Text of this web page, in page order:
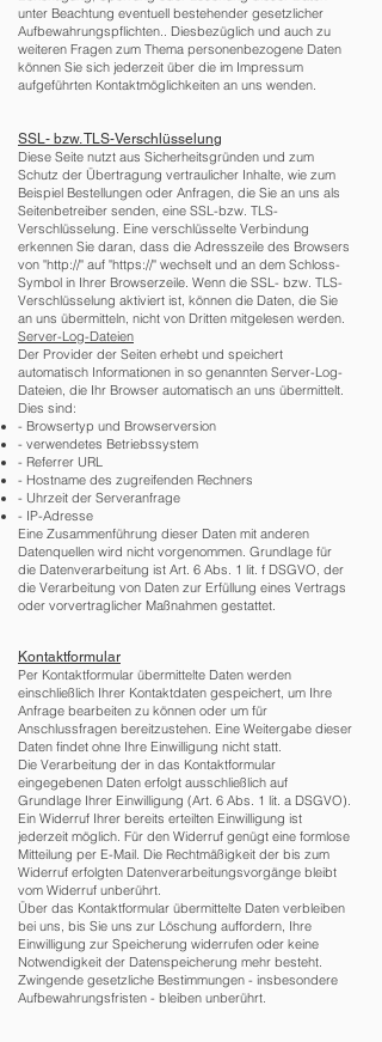
unter Beachtung eventuell bestehender gesetzlicher
Aufbewahrungspflichten.. Diesbezüglich und auch zu
weiteren Fragen zum Thema personenbezogene Daten
können Sie sich jederzeit über die im Impressum
aufgeführten Kontaktmöglichkeiten an uns wenden.
SSL- bzw. TLS-Verschlüsselung
Diese Seite nutzt aus Sicherheitsgründen und zum
Schutz der Übertragung vertraulicher Inhalte, wie zum
Beispiel Bestellungen oder Anfragen, die Sie an uns als
Seitenbetreiber senden, eine SSL-bzw. TLS-
Verschlüsselung. Eine verschlüsselte Verbindung
erkennen Sie daran, dass die Adresszeile des Browsers
von "http://" auf "https://" wechselt und an dem Schloss-
Symbol in Ihrer Browserzeile. Wenn die SSL- bzw. TLS-
Verschlüsselung aktiviert ist, können die Daten, die Sie
an uns übermitteln, nicht von Dritten mitgelesen werden.
Server-Log-Dateien
Der Provider der Seiten erhebt und speichert
automatisch Informationen in so genannten Server-Log-
Dateien, die Ihr Browser automatisch an uns übermittelt.
Dies sind:
- Browsertyp und Browserversion
- verwendetes Betriebssystem
- Referrer URL
- Hostname des zugreifenden Rechners
- Uhrzeit der Serveranfrage
- IP-Adresse
Eine Zusammenführung dieser Daten mit anderen
Datenquellen wird nicht vorgenommen. Grundlage für
die Datenverarbeitung ist Art. 6 Abs. 1 lit. f DSGVO, der
die Verarbeitung von Daten zur Erfüllung eines Vertrags
oder vorvertraglicher Maßnahmen gestattet.
Kontaktformular
Per Kontaktformular übermittelte Daten werden
einschließlich Ihrer Kontaktdaten gespeichert, um Ihre
Anfrage bearbeiten zu können oder um für
Anschlussfragen bereitzustehen. Eine Weitergabe dieser
Daten findet ohne Ihre Einwilligung nicht statt.
Die Verarbeitung der in das Kontaktformular
eingegebenen Daten erfolgt ausschließlich auf
Grundlage Ihrer Einwilligung (Art. 6 Abs. 1 lit. a DSGVO).
Ein Widerruf Ihrer bereits erteilten Einwilligung ist
jederzeit möglich. Für den Widerruf genügt eine formlose
Mitteilung per E-Mail. Die Rechtmäßigkeit der bis zum
Widerruf erfolgten Datenverarbeitungsvorgänge bleibt
vom Widerruf unberührt.
Über das Kontaktformular übermittelte Daten verbleiben
bei uns, bis Sie uns zur Löschung auffordern, Ihre
Einwilligung zur Speicherung widerrufen oder keine
Notwendigkeit der Datenspeicherung mehr besteht.
Zwingende gesetzliche Bestimmungen - insbesondere
Aufbewahrungsfristen - bleiben unberührt.